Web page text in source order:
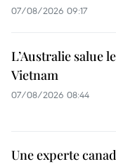
07/08/2026 09:17
L’Australie salue
Vietnam
07/08/2026 08:44
Une experte